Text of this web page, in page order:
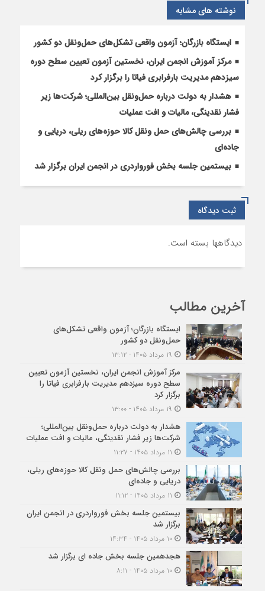
و
نوشته های مشابه
ایستگاه بازرگان؛ آزمون واقعی تشکل‌‌های حمل‌ونقل دو کشور
مرکز آموزش انجمن ایران، نخستین آزمون تعیین سطح دوره
سیزدهم مدیریت بارفرابری فیاتا را برگزار کرد
هشدار به دولت درباره حمل‌ونقل بین‌المللی؛ شرکت‌ها زیر
فشار نقدینگی، مالیات و افت عملیات
بررسی چالش‌های حمل ونقل کالا حوزه‌های ریلی، دریایی و
جاده‌ای
بیستمین جلسه بخش فورواردری در انجمن ایران برگزار شد
ثبت دیدگاه
دیدگاهها بسته است.
آخرین مطالب
ایستگاه بازرگان؛ آزمون واقعی تشکل‌‌های
حمل‌ونقل دو کشور
مرکز آموزش انجمن ایران، نخستین آزمون تعیین
سطح دوره سیزدهم مدیریت بارفرابری فیاتا را
برگزار کرد
هشدار به دولت درباره حمل‌ونقل بین‌المللی؛
شرکت‌ها زیر فشار نقدینگی، مالیات و افت عملیات
بررسی چالش‌های حمل ونقل کالا حوزه‌های ریلی،
دریایی و جاده‌ای
بیستمین جلسه بخش فورواردری در انجمن ایران
برگزار شد
۱۰ مرداد ۱۴۰۵ - ۱۴:۳۴
هجدهمین جلسه بخش جاده ای برگزار شد
۱۰ مرداد ۱۴۰۵ - ۸:۱۱